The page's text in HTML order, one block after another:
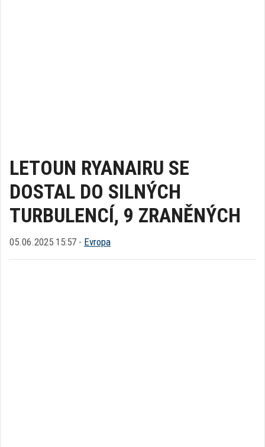
LETOUN RYANAIRU SE
DOSTAL DO SILNÝCH
TURBULENCÍ, 9 ZRANĚNÝCH
05.06.2025 15:57 - Evropa